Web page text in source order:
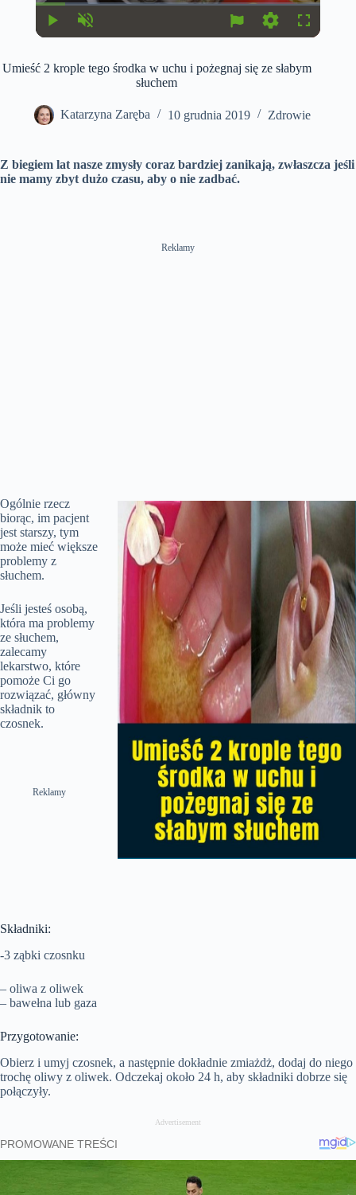
P
y
U
u
u
r
e
t
T
e
u
t
o
n
S
t
s
F
l
e
e
Umieść 2 krople tego środka w uchu i pożegnaj się ze słabym
słuchem
Katarzyna Zaręba 10 grudnia 2019 Zdrowie
Z biegiem lat nasze zmysły coraz bardziej zanikają, zwłaszcza jeśli
nie mamy zbyt dużo czasu, aby o nie zadbać.
Reklamy
Ogólnie rzecz
biorąc, im pacjent
jest starszy, tym
może mieć większe
problemy z
słuchem.
Jeśli jesteś osobą,
która ma problemy
ze słuchem,
zalecamy
lekarstwo, które
pomoże Ci go
rozwiązać, główny
składnik to
czosnek.
Reklamy
Składniki:
-3 ząbki czosnku
– oliwa z oliwek
– bawełna lub gaza
Przygotowanie:
Obierz i umyj czosnek, a następnie dokładnie zmiażdż, dodaj do niego
trochę oliwy z oliwek. Odczekaj około 24 h, aby składniki dobrze się
połączyły.
Advertisement